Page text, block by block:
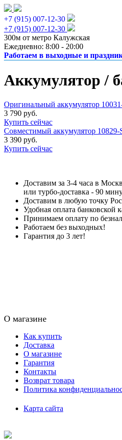
+7 (915) 007-12-30
+7 (915) 007-12-30
300м от метро Калужская
Ежедневно: 8:00 - 20:00
Работаем в выходные и
Аккумулятор /
Оригинальный аккумулятор
3 790 руб.
Купить сейчас
Совместимый аккумулятор
3 390 руб.
Купить сейчас
Доставим за 3-4 часа в
или турбо-доставка - 90
Доставим в любую точку
Удобная оплата банковской
Принимаем оплату по
Работаем без выходных!
Гарантия до 3 лет!
О магазине
Как купить
Доставка
О магазине
Гарантия
Контакты
Возврат товара
Политика
Карта сайта